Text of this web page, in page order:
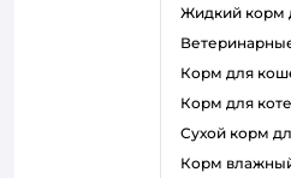
жидкий
корм для
корм для
сухой корм
корм